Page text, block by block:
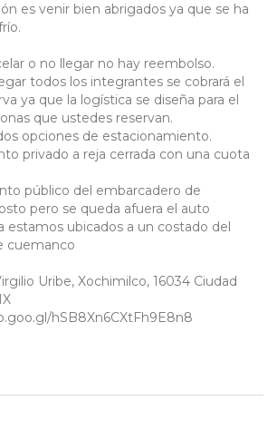
es venir bien abrigados ya que se ha
o no llegar no hay reembolso.
todos los integrantes se cobrará el
ya que la logística se diseña para el
que ustedes reservan.
opciones de estacionamiento.
privado a reja cerrada con una cuota
público del embarcadero de
pero se queda afuera el auto
estamos ubicados a un costado del
cuemanco
Uribe, Xochimilco, 16034 Ciudad
hSB8Xn6CXtFh9E8n8